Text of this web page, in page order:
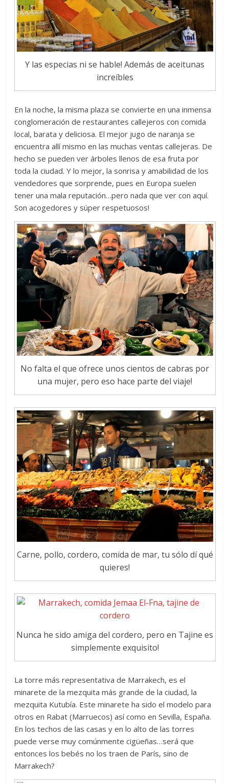
Y las especias ni se hable! Además de aceitunas
increíbles
En la noche, la misma plaza se convierte en una inmensa
conglomeración de restaurantes callejeros con comida
local, barata y deliciosa. El mejor jugo de naranja se
encuentra allí mismo en las muchas ventas callejeras. De
hecho se pueden ver árboles llenos de esa fruta por
toda la ciudad. Y lo mejor, la sonrisa y amabilidad de los
vendedores que sorprende, pues en Europa suelen
tener una mala reputación…pero nada que ver con aquí.
Son acogedores y súper respetuosos!
No falta el que ofrece unos cientos de cabras por
una mujer, pero eso hace parte del viaje!
Carne, pollo, cordero, comida de mar, tu sólo dí qué
quieres!
Nunca he sido amiga del cordero, pero en Tajine es
simplemente exquisito!
La torre más representativa de Marrakech, es el
minarete de la mezquita más grande de la ciudad, la
mezquita Kutubía. Este minarete ha sido el modelo para
otros en Rabat (Marruecos) así como en Sevilla, España.
En los techos de las casas y en lo alto de las torres
puede verse muy comúnmente cigüeñas…será que
entonces los bebés no los traen de París, sino de
Marrakech?